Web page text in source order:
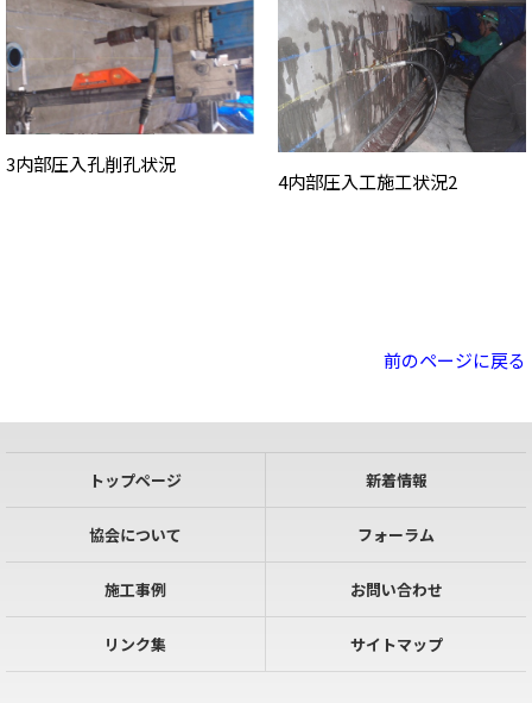
3内部圧入孔削孔状況
4内部圧入工施工状況2
前のページに戻る
トップページ 新着情報
協会について フォーラム
施工事例 お問い合わせ
リンク集 サイトマップ